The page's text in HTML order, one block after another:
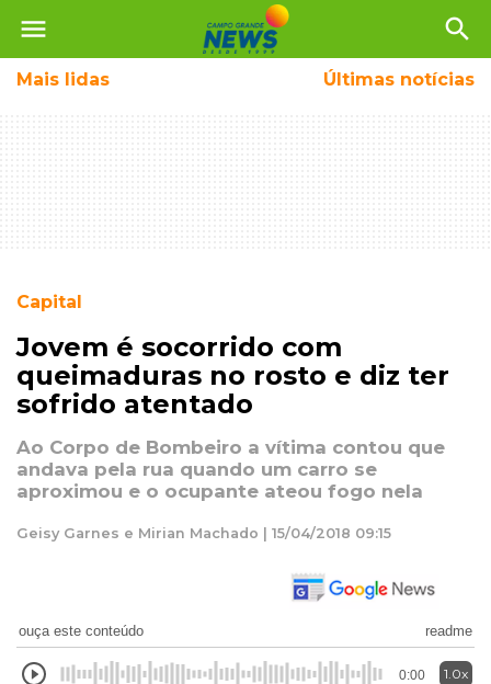
menu search
Mais lidas Últimas notícias
Capital
Jovem é socorrido com
queimaduras no rosto e diz ter
sofrido atentado
Ao Corpo de Bombeiro a vítima contou que
andava pela rua quando um carro se
aproximou e o ocupante ateou fogo nela
Geisy Garnes e Mirian Machado | 15/04/2018 09:15
ouça este conteúdo readme
0:00 1.0x